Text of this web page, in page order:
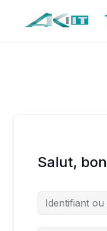
Salut,